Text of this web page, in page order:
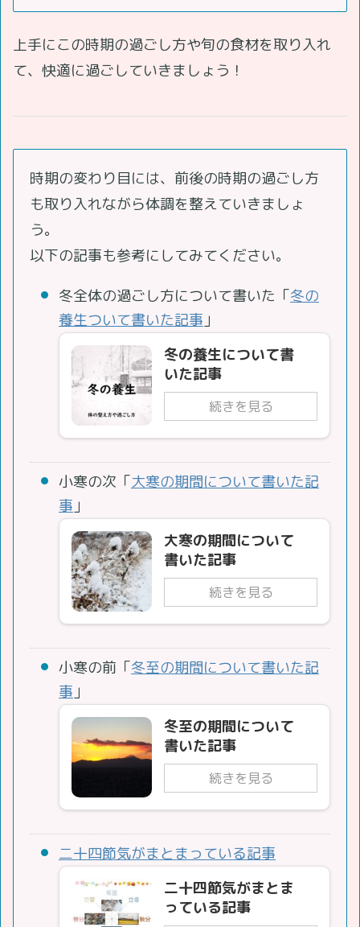
上手にこの時期の過ごし方や旬の食材を取り入れ
て、快適に過ごしていきましょう！
時期の変わり目には、前後の時期の過ごし方
も取り入れながら体調を整えていきましょ
う。
以下の記事も参考にしてみてください。
冬全体の過ごし方について書いた「冬の
養生ついて書いた記事」
冬の養生について書
いた記事
続きを見る
小寒の次「大寒の期間について書いた記
事」
大寒の期間について
書いた記事
続きを見る
小寒の前「冬至の期間について書いた記
事」
冬至の期間について
書いた記事
続きを見る
二十四節気がまとまっている記事
二十四節気がまとま
っている記事